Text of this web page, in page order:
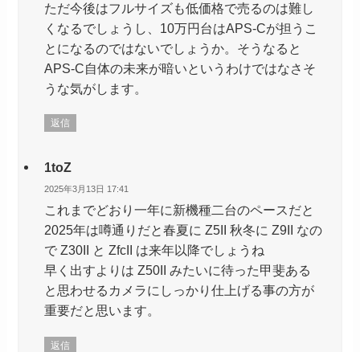
ただ今後はフルサイズも低価格で売るのは難し
くなるでしょうし、10万円台はAPS-Cが担うこ
とになるのではないでしょうか。そうなると
APS-C自体の未来が暗いというわけではなさそ
うな気がします。
返信
1toZ
2025年3月13日 17:41
これまでどおり一年に新機種二台のペースだと
2025年は噂通りだと春夏に Z5II 秋冬に Z9II なの
で Z30II と ZfcII は来年以降でしょうね
早く出すよりは Z50II みたいに待った甲斐ある
と思わせるカメラにしっかり仕上げる事の方が
重要だと思います。
返信